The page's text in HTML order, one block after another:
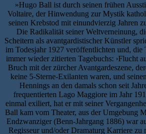
»Hugo Ball ist durch seinen frühen
Voltaire, der Hinwendung zur Mystik
seinen Krebstod mit einundvierzig Jahren
Die Radikalität seiner Weltverneinung,
Scheitern als avantgardistischer Künstler
im Todesjahr 1927 veröffentlichten und, die
immer wieder zitierten Tagebuchs: ›Flucht
Bruch mit der zürcher Avantgardeszene,
keine 5-Sterne-Exilanten waren, und
Hennings an den damals schon seit
frequentierten Lago Maggiore im Jahr
einmal exiliert, hat er mit seiner
Ball kam vom Theater, aus der Umgebung
Endzwanziger (Benn-Jahrgang 1886) war
Regisseur und/oder Dramaturg Karriere zu